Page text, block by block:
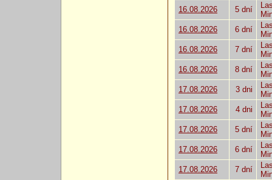
16.08.2026
5 dní
16.08.2026
6 dní
16.08.2026
7 dní
16.08.2026
8 dní
17.08.2026
3 dni
17.08.2026
4 dni
17.08.2026
5 dní
17.08.2026
6 dní
17.08.2026
7 dní